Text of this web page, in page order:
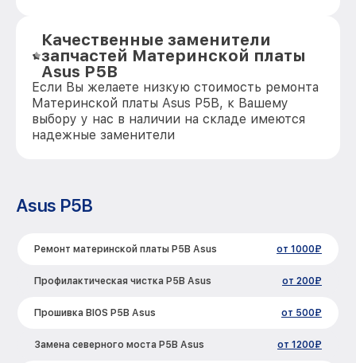
Качественные заменители
запчастей Материнской платы
Asus P5B
Если Вы желаете низкую стоимость ремонта
Материнской платы Asus P5B, к Вашему
выбору у нас в наличии на складе имеются
надежные заменители
Asus P5B
Ремонт материнской платы P5B Asus от 1000₽
Профилактическая чистка P5B Asus от 200₽
Прошивка BIOS P5B Asus от 500₽
Замена северного моста P5B Asus от 1200₽